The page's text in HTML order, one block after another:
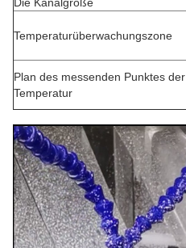
Temperaturüberwachungszone
Plan des messenden Punktes der
Temperatur